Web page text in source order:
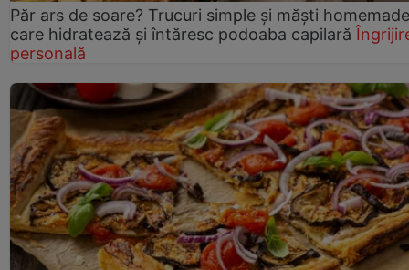
Păr ars de soare? Trucuri simple și măști homemade
care hidratează și întăresc podoaba capilară
personală